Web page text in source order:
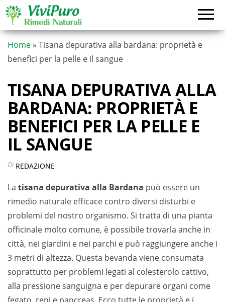
Vai
contenuto
Home » Tisana depurativa alla bardana: proprietà e
benefici per la pelle e il sangue
TISANA DEPURATIVA ALLA
BARDANA: PROPRIETÀ E
BENEFICI PER LA PELLE E
IL SANGUE
Di REDAZIONE
La tisana depurativa alla Bardana può essere un
rimedio naturale efficace contro diversi disturbi e
problemi del nostro organismo. Si tratta di una pianta
officinale molto comune, è possibile trovarla anche in
città, nei giardini e nei parchi e può raggiungere anche i
3 metri di altezza. Questa bevanda viene consumata
soprattutto per problemi legati al colesterolo cattivo,
alla pressione sanguigna e per depurare organi come